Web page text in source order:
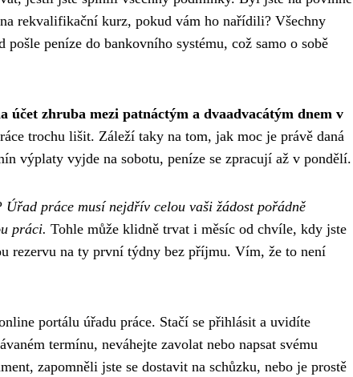
rekvalifikační kurz, pokud vám ho nařídili? Všechny
peníze do bankovního systému, což samo o sobě
účet zhruba mezi patnáctým a dvaadvacátým dnem v
trochu lišit. Záleží taky na tom, jak moc je právě daná
výplaty vyjde na sobotu, peníze se zpracují až v pondělí.
Úřad práce musí nejdřív celou vaši žádost pořádně
práci. Tohle může klidně trvat i měsíc od chvíle, kdy jste
rezervu na ty první týdny bez příjmu. Vím, že to není
portálu úřadu práce. Stačí se přihlásit a uvidíte
termínu, neváhejte zavolat nebo napsat svému
zapomněli jste se dostavit na schůzku, nebo je prostě